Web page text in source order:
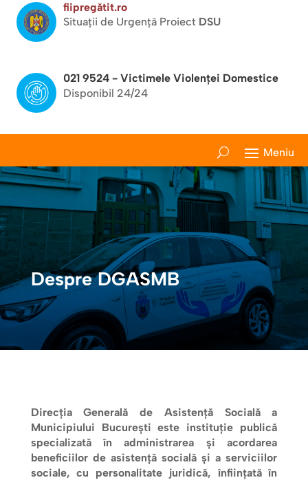
fiipregătit.ro
Situații de Urgență Proiect DSU
021 9524 - Victimele Violenței Domestice
Disponibil 24/24
Despre DGASMB
Direcţia Generală de Asistenţă Socială a
Municipiului Bucureşti este instituţie publică
specializată în administrarea și acordarea
beneficiilor de asistență socială și a serviciilor
sociale, cu personalitate juridică, înființată în